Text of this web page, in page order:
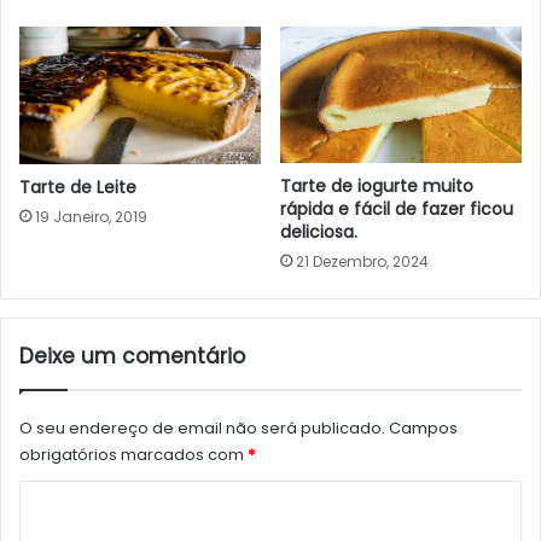
Tarte de Leite
19 Janeiro, 2019
Tarte de iogurte muito
rápida e fácil de fazer ficou
deliciosa.
21 Dezembro, 2024
Deixe um comentário
O seu endereço de email não será publicado. Campos
obrigatórios marcados com *